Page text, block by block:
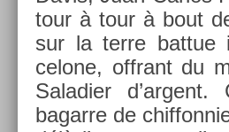
tour à tour à bout
sur la terre bat­tue
celone, of­frant du
Saladi­er
bagar­re de